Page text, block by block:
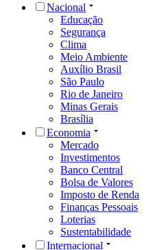
Nacional
Educação
Segurança
Clima
Meio Ambiente
Auxílio Brasil
São Paulo
Rio de Janeiro
Minas Gerais
Brasília
Economia
Mercado
Investimentos
Banco Central
Bolsa de Valores
Imposto de Renda
Finanças Pessoais
Loterias
Sustentabilidade
Internacional